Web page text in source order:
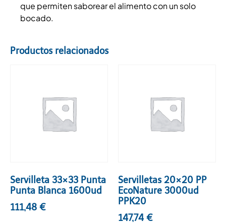
que permiten saborear el alimento con un solo
bocado.
Productos relacionados
Servilleta 33×33 Punta
Punta Blanca 1600ud
111,48 €
Servilletas 20×20 PP
EcoNature 3000ud
PPK20
147,74€